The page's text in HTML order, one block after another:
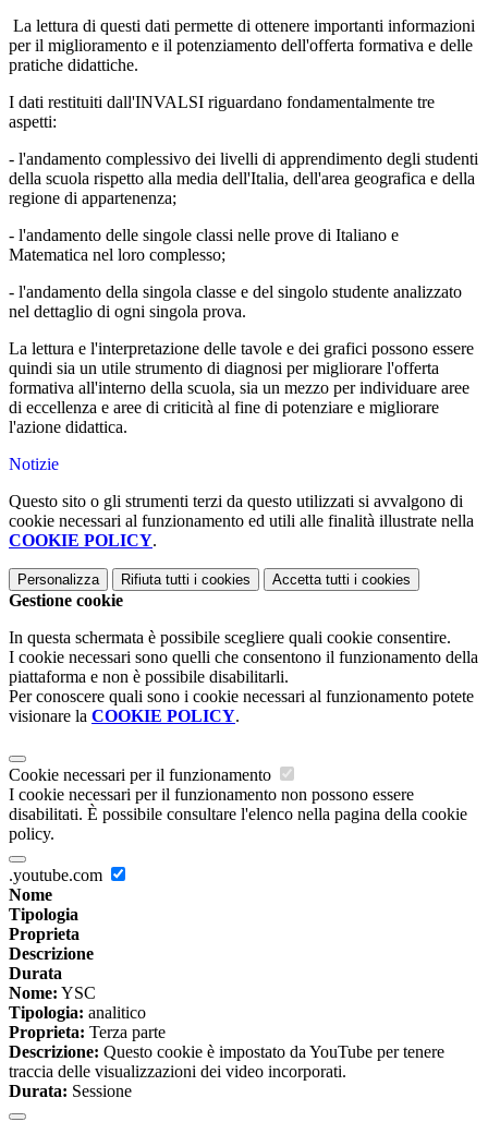
La lettura di questi dati permette di ottenere importanti informazioni
per il miglioramento e il potenziamento dell'offerta formativa e delle
pratiche didattiche.
I dati restituiti dall'INVALSI riguardano fondamentalmente tre
aspetti:
- l'andamento complessivo dei livelli di apprendimento degli studenti
della scuola rispetto alla media dell'Italia, dell'area geografica e della
regione di appartenenza;
- l'andamento delle singole classi nelle prove di Italiano e
Matematica nel loro complesso;
- l'andamento della singola classe e del singolo studente analizzato
nel dettaglio di ogni singola prova.
La lettura e l'interpretazione delle tavole e dei grafici possono essere
quindi sia un utile strumento di diagnosi per migliorare l'offerta
formativa all'interno della scuola, sia un mezzo per individuare aree
di eccellenza e aree di criticità al fine di potenziare e migliorare
l'azione didattica.
Notizie
Questo sito o gli strumenti terzi da questo utilizzati si avvalgono di
cookie necessari al funzionamento ed utili alle finalità illustrate nella
COOKIE POLICY.
Personalizza Rifiuta tutti i cookies Accetta tutti i cookies
Gestione cookie
In questa schermata è possibile scegliere quali cookie consentire.
I cookie necessari sono quelli che consentono il funzionamento della
piattaforma e non è possibile disabilitarli.
Per conoscere quali sono i cookie necessari al funzionamento potete
visionare la COOKIE POLICY.
Cookie necessari per il funzionamento
I cookie necessari per il funzionamento non possono essere
disabilitati. È possibile consultare l'elenco nella pagina della cookie
policy.
.youtube.com
Nome
Tipologia
Proprieta
Descrizione
Durata
Nome: YSC
Tipologia: analitico
Proprieta: Terza parte
Descrizione: Questo cookie è impostato da YouTube per tenere
traccia delle visualizzazioni dei video incorporati.
Durata: Sessione